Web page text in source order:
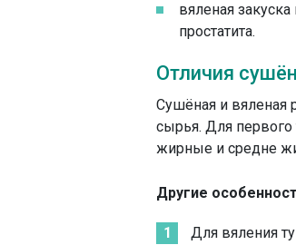
вяленая
простатита.
Отличия
Сушёная и вяленая
сырья. Для
жирные и средне
Другие
Для вяления